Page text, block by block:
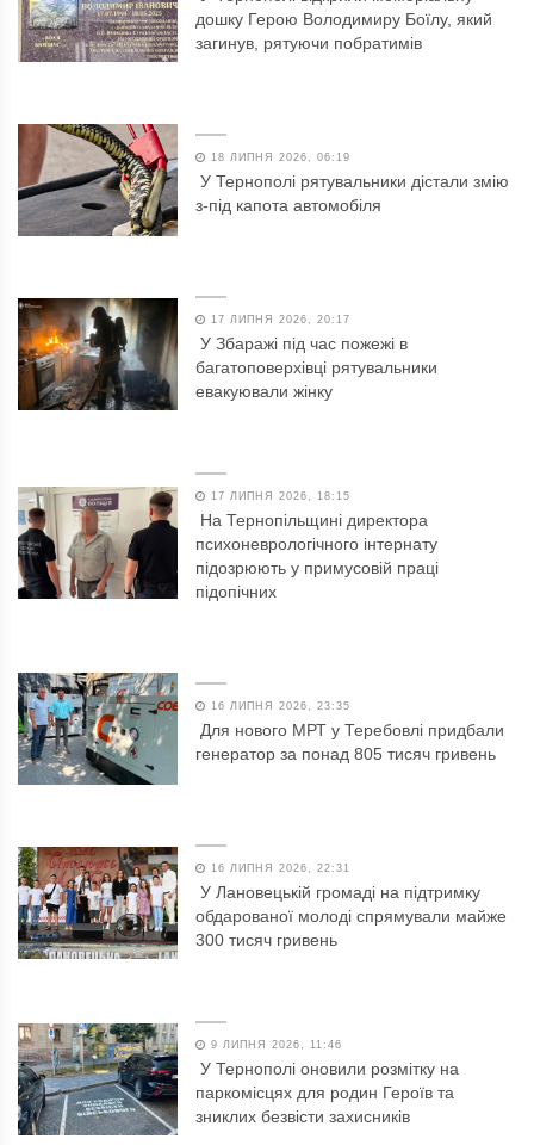
дошку Герою Володимиру Боїлу, який
загинув, рятуючи побратимів
18 ЛИПНЯ 2026, 06:19
У Тернополі рятувальники дістали змію
з-під капота автомобіля
17 ЛИПНЯ 2026, 20:17
У Збаражі під час пожежі в
багатоповерхівці рятувальники
евакуювали жінку
17 ЛИПНЯ 2026, 18:15
На Тернопільщині директора
психоневрологічного інтернату
підозрюють у примусовій праці
підопічних
16 ЛИПНЯ 2026, 23:35
Для нового МРТ у Теребовлі придбали
генератор за понад 805 тисяч гривень
16 ЛИПНЯ 2026, 22:31
У Лановецькій громаді на підтримку
обдарованої молоді спрямували майже
300 тисяч гривень
9 ЛИПНЯ 2026, 11:46
У Тернополі оновили розмітку на
паркомісцях для родин Героїв та
зниклих безвісти захисників